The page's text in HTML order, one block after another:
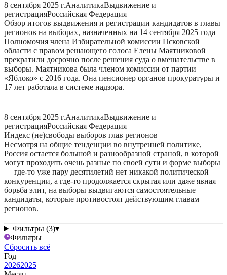
8 сентября 2025 г.АналитикаВыдвижение и
регистрацияРоссийская Федерация
Обзор итогов выдвижения и регистрации кандидатов в главы
регионов на выборах, назначенных на 14 сентября 2025 года
Полномочия члена Избирательной комиссии Псковской
области с правом решающего голоса Елены Маятниковой
прекратили досрочно после решения суда о вмешательстве в
выборы. Маятникова была членом комиссии от партии
«Яблоко» с 2016 года. Она пенсионер органов прокуратуры и
17 лет работала в системе надзора.
8 сентября 2025 г.АналитикаВыдвижение и
регистрацияРоссийская Федерация
Индекс (не)свободы выборов глав регионов
Несмотря на общие тенденции во внутренней политике,
Россия остается большой и разнообразной страной, в которой
могут проходить очень разные по своей сути и форме выборы
— где-то уже пару десятилетий нет никакой политической
конкуренции, а где-то продолжается скрытая или даже явная
борьба элит, на выборы выдвигаются самостоятельные
кандидаты, которые противостоят действующим главам
регионов.
Фильтры (3)▾
Фильтры
Сбросить всё
Год
20262025